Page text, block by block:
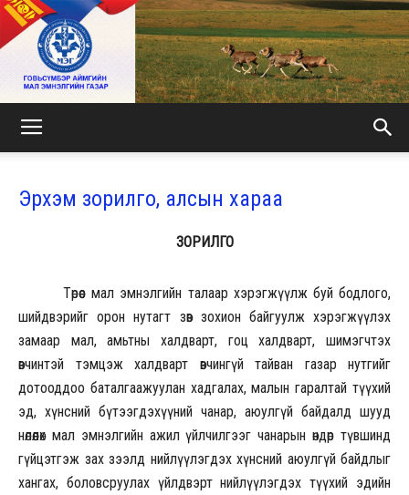
Эрхэм зорилго, алсын хараа
ЗОРИЛГО
Төрөөс мал эмнэлгийн талаар хэрэгжүүлж буй бодлого,
шийдвэрийг орон нутагт зөв зохион байгуулж хэрэгжүүлэх
замаар мал, амьтны халдварт, гоц халдварт, шимэгчтэх
өвчинтэй тэмцэж халдварт өвчингүй тайван газар нутгийг
дотооддоо баталгаажуулан хадгалах, малын гаралтай түүхий
эд, хүнсний бүтээгдэхүүний чанар, аюулгүй байдалд шууд
нөлөөлөх мал эмнэлгийн ажил үйлчилгээг чанарын өндөр түвшинд
гүйцэтгэж зах зээлд нийлүүлэгдэх хүнсний аюулгүй байдлыг
хангах, боловсруулах үйлдвэрт нийлүүлэгдэх түүхий эдийн